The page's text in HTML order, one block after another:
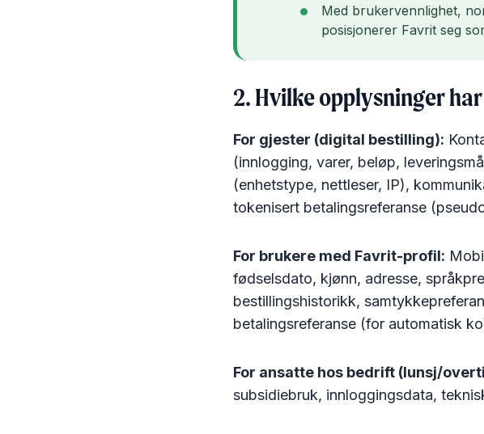
Med brukervennlighet,
posisjonerer Favrit seg
2. Hvilke opplysninger
For gjester (digital bestilling):
(innlogging, varer, beløp,
(enhetstype, nettleser, IP),
tokenisert betalingsreferanse
For brukere med Favrit-profil:
fødselsdato, kjønn, adresse,
bestillingshistorikk,
betalingsreferanse (for automatisk
For ansatte hos bedrift (lunsj/
subsidiebruk, innloggingsdata,